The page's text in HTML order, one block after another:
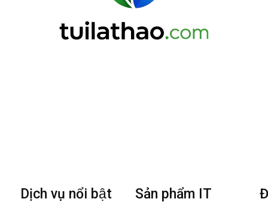
Dịch vụ nổi bật Sản phẩm IT